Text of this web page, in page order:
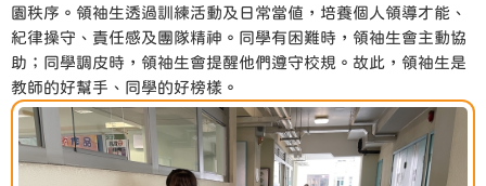
園秩序。領袖生透過訓練活動及日常當值，培養個人領導才能、
紀律操守、責任感及團隊精神。同學有困難時，領袖生會主動協
助；同學調皮時，領袖生會提醒他們遵守校規。故此，領袖生是
教師的好幫手、同學的好榜樣。